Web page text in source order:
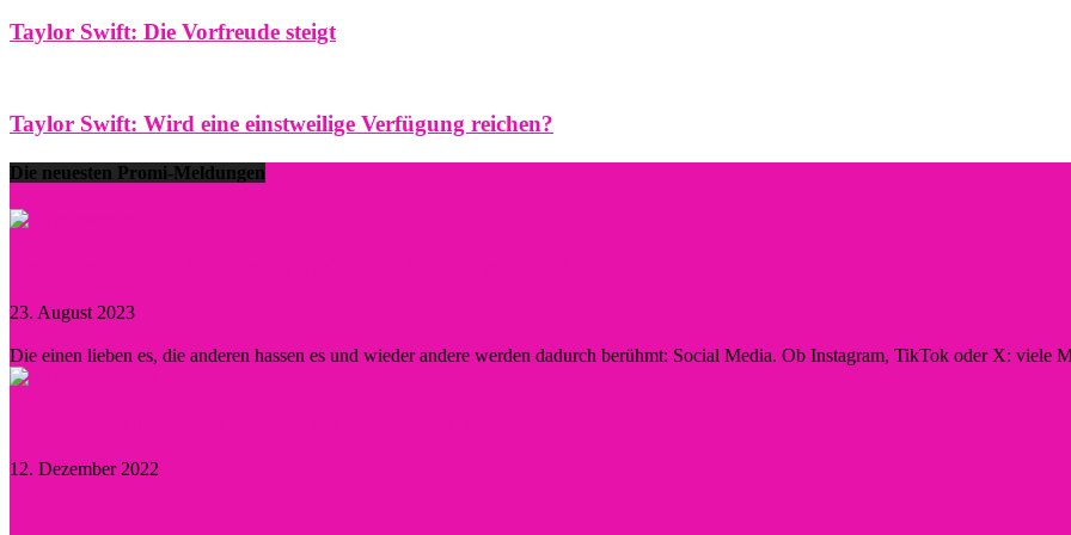
Taylor Swift: Die Vorfreude steigt
Taylor Swift: Wird eine einstweilige Verfügung reichen?
Die neuesten Promi-Meldungen
23. August 2023
Die einen lieben es, die anderen hassen es und wieder andere werden dadurch berühmt: Social Media. Ob Instagram, TikTok oder X: viele
12. Dezember 2022